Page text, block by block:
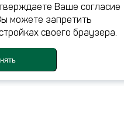
Ваше согласие
можете запретить
своего браузера.